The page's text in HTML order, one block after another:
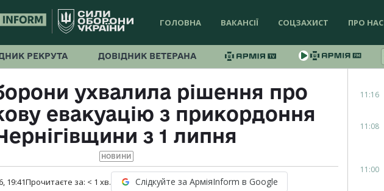
ГОЛОВНА ВАКАНСІЇ СОЦЗАХИСТ ПРО НАС
РЕКРУТА ДОВІДНИК ВЕТЕРАНА
ухвалила рішення про
евакуацію з прикордоння
з 1 липня
НОВИНИ
19:41Прочитаєте за: < 1 хв. Слідкуйте за АрміяInform в Google
11:16
11:08
11:00